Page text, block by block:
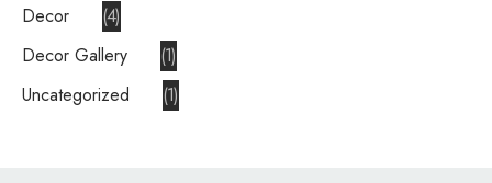
Decor
4
Decor Gallery
1
Uncategorized
1